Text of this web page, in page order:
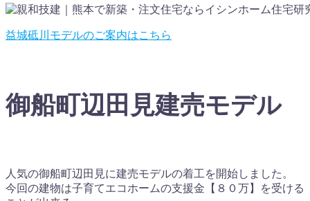
益城砥川モデルのご案内はこちら
御船町辺田見建売モデル
人気の御船町辺田見に建売モデルの着工を開始しました。
今回の建物は子育てエコホームの支援金【８０万】を受ける